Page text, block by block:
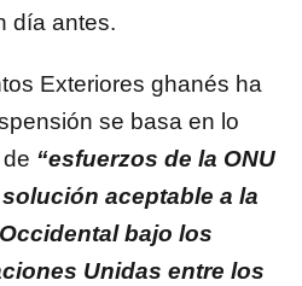
día antes.
Exteriores ghanés ha
se basa en lo
“esfuerzos de la ONU
aceptable a la
bajo los
Unidas entre los